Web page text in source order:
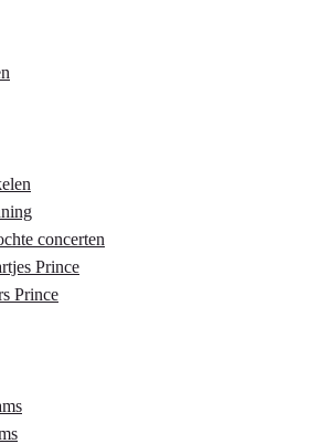
concerten
Prince
Prince